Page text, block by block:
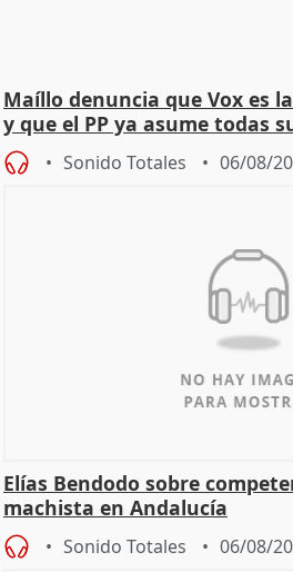
Maíllo denuncia que Vox es
y que el PP ya asume todas
Sonido Totales 06/08/
Elías Bendodo sobre
machista en Andalucía
Sonido Totales 06/08/